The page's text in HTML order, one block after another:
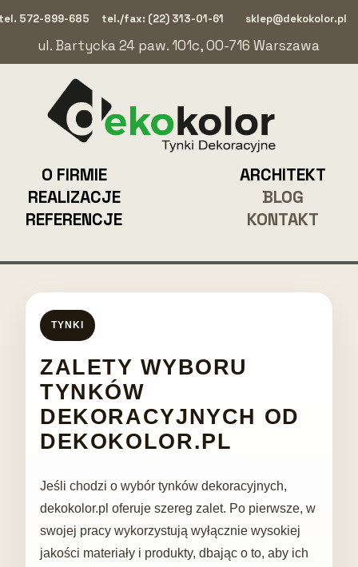
KONTAKT
BLOG
REALIZACJE
ARCHITEKT
REFERENCJE
O FIRMIE
ul. Bartycka 24 paw. 101c, 00-716 Warszawa
sklep@dekokolor.pl
tel./fax: (22) 313-01-61
572-899-685
TYNKI
ZALETY WYBORU
TYNKÓW
DEKORACYJNYCH OD
DEKOKOLOR.PL
Jeśli chodzi o wybór tynków dekoracyjnych,
dekokolor.pl oferuje szereg zalet. Po pierwsze, w
swojej pracy wykorzystują wyłącznie wysokiej
jakości materiały i produkty, dbając o to, aby ich